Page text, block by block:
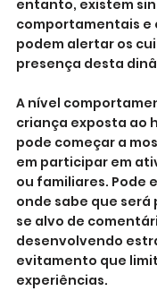
entanto, existem
comportamentais e
podem alertar os
presença desta
A nível
criança exposta ao
pode começar a
em participar em
ou familiares. Pode
onde sabe que
se alvo de
desenvolvendo
evitamento que
experiências.